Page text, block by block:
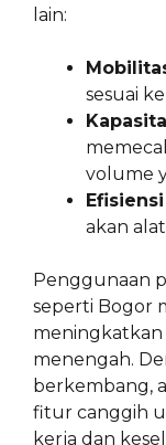
lain:
sesuai
volume
akan
Penggunaan
seperti Bogor
meningkatkan
menengah.
berkembang,
fitur canggih
kerja dan